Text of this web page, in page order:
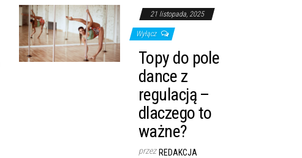
21 listopada, 2025
Wyłącz
Topy do pole
dance z
regulacją –
dlaczego to
ważne?
przez REDAKCJA